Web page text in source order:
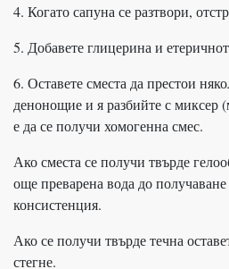
4. Когато сапуна се разтвори,
5. Добавете глицерина и
6. Оставете сместа да престои
денонощие и я разбийте с миксер
е да се получи хомогенна смес.
Ако сместа се получи твърде
още преварена вода до
консистенция.
Ако се получи твърде течна
стегне.